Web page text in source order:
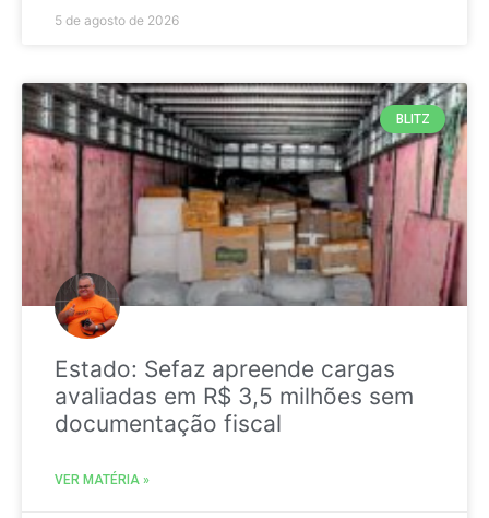
5 de agosto de 2026
BLITZ
Estado: Sefaz apreende cargas
avaliadas em R$ 3,5 milhões sem
documentação fiscal
VER MATÉRIA »